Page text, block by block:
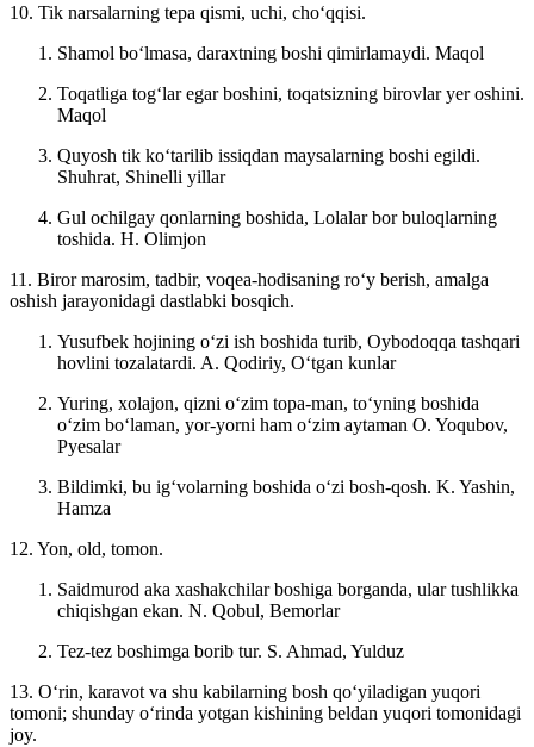
10. Tik narsalarning tepa qismi, uchi, choʻqqisi.
Shamol boʻlmasa, daraxtning boshi qimirlamaydi. Maqol
Toqatliga togʻlar egar boshini, toqatsizning birovlar yer oshini.
Maqol
Quyosh tik koʻtarilib issiqdan maysalarning boshi egildi.
Shuhrat, Shinelli yillar
Gul ochilgay qonlarning boshida, Lolalar bor buloqlarning
toshida. H. Olimjon
11. Biror marosim, tadbir, voqea-hodisaning roʻy berish, amalga
oshish jarayonidagi dastlabki bosqich.
Yusufbek hojining oʻzi ish boshida turib, Oybodoqqa tashqari
hovlini tozalatardi. A. Qodiriy, Oʻtgan kunlar
Yuring, xolajon, qizni oʻzim topa-man, toʻyning boshida
oʻzim boʻlaman, yor-yorni ham oʻzim aytaman O. Yoqubov,
Pyesalar
Bildimki, bu igʻvolarning boshida oʻzi bosh-qosh. K. Yashin,
Hamza
12. Yon, old, tomon.
Saidmurod aka xashakchilar boshiga borganda, ular tushlikka
chiqishgan ekan. N. Qobul, Bemorlar
Tez-tez boshimga borib tur. S. Ahmad, Yulduz
13. Oʻrin, karavot va shu kabilarning bosh qoʻyiladigan yuqori
tomoni; shunday oʻrinda yotgan kishining beldan yuqori tomonidagi
joy.